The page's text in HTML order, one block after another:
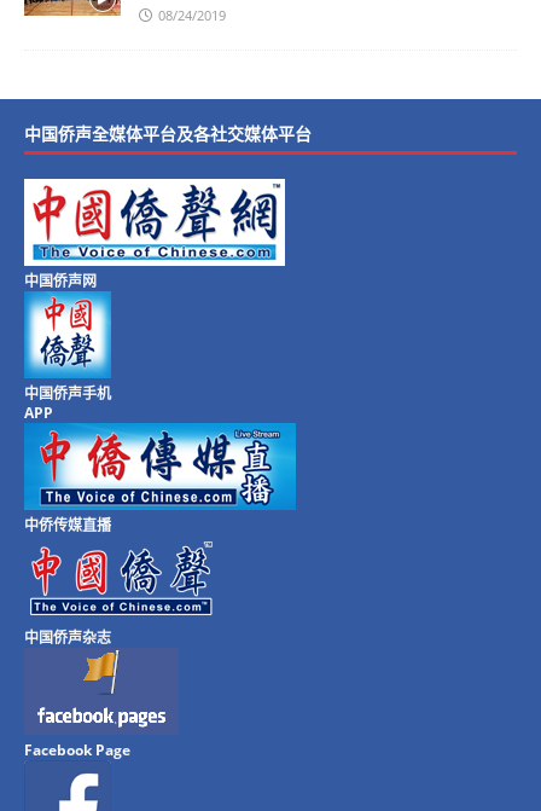
08/24/2019
中国侨声全媒体平台及各社交媒体平台
中国侨声网
中国侨声手机
APP
中侨传媒直播
中国侨声杂志
Facebook Page